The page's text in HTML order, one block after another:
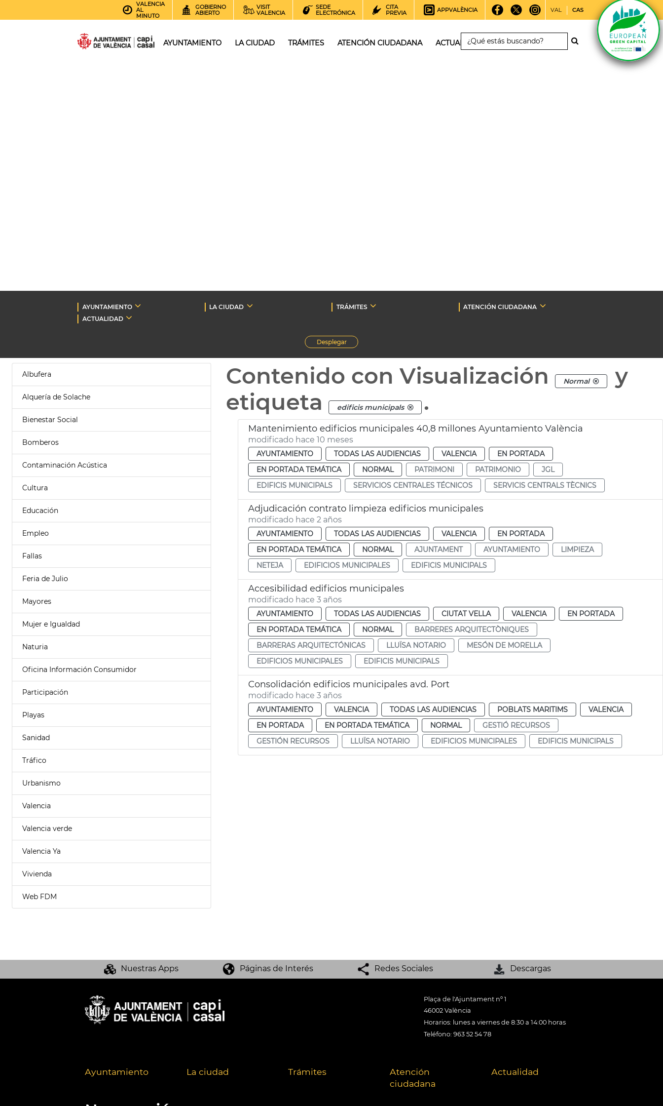
VALENCIA
AL
MINUTO
GOBIERNO
ABIERTO
VISIT
VALENCIA
SEDE
ELECTRÓNICA
CITA
PREVIA
APPVALÈNCIA VAL CAS
AYUNTAMIENTO LA CIUDAD TRÁMITES ATENCIÓN CIUDADANA ACTUALIDAD
AYUNTAMIENTO LA CIUDAD TRÁMITES
ATENCIÓN CIUDADANA
ACTUALIDAD
Desplegar
Albufera
Alquería de Solache
Bienestar Social
Bomberos
Contaminación Acústica
Cultura
Educación
Empleo
Fallas
Feria de Julio
Mayores
Mujer e Igualdad
Naturia
Oficina Información Consumidor
Participación
Playas
Sanidad
Tráfico
Urbanismo
Valencia
Valencia verde
Valencia Ya
Vivienda
Web FDM
Contenido con Visualización Normal
y
etiqueta
edificis municipals .
Mantenimiento edificios municipales 40,8 millones Ayuntamiento València
modificado hace 10 meses
AYUNTAMIENTO TODAS LAS AUDIENCIAS VALENCIA
EN PORTADA
EN PORTADA TEMÁTICA
NORMAL PATRIMONI PATRIMONIO
JGL
EDIFICIS MUNICIPALS
SERVICIOS CENTRALES TÉCNICOS SERVICIS CENTRALS TÈCNICS
Adjudicación contrato limpieza edificios municipales
modificado hace 2 años
AYUNTAMIENTO TODAS LAS AUDIENCIAS VALENCIA
EN PORTADA
EN PORTADA TEMÁTICA
NORMAL AJUNTAMENT AYUNTAMIENTO
LIMPIEZA
NETEJA
EDIFICIOS MUNICIPALES EDIFICIS MUNICIPALS
Accesibilidad edificios municipales
modificado hace 3 años
AYUNTAMIENTO TODAS LAS AUDIENCIAS CIUTAT VELLA VALENCIA
EN PORTADA
EN PORTADA TEMÁTICA
NORMAL
BARRERES ARQUITECTÒNIQUES
BARRERAS ARQUITECTÓNICAS
LLUÏSA NOTARIO
MESÓN DE MORELLA
EDIFICIOS MUNICIPALES
EDIFICIS MUNICIPALS
Consolidación edificios municipales avd. Port
modificado hace 3 años
AYUNTAMIENTO VALENCIA TODAS LAS AUDIENCIAS POBLATS MARITIMS
VALENCIA
EN PORTADA
EN PORTADA TEMÁTICA NORMAL
GESTIÓ RECURSOS
GESTIÓN RECURSOS
LLUÏSA NOTARIO EDIFICIOS MUNICIPALES EDIFICIS MUNICIPALS
Nuestras Apps Páginas de Interés Redes Sociales Descargas
Plaça de l'Ajuntament nº 1
46002 València
Horarios: lunes a viernes de 8:30 a 14:00 horas
Teléfono: 963 52 54 78
Ayuntamiento La ciudad Trámites
Atención
ciudadana
Actualidad